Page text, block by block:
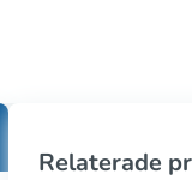
Relaterade